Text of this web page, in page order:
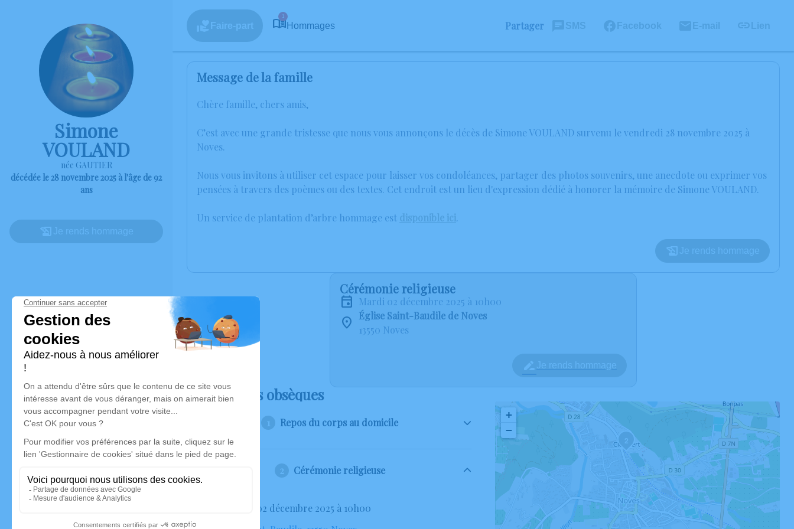
Simone
VOULAND
née GAUTIER
décédée le 28 novembre 2025 à l'âge de 92
ans
Je rends hommage
Faire-part
1
Hommages Partager SMS Facebook E-mail Lien
Message de la famille
Chère famille, chers amis,
C’est avec une grande tristesse que nous vous annonçons le décès de Simone VOULAND survenu le vendredi 28 novembre 2025 à
Noves.
Nous vous invitons à utiliser cet espace pour laisser vos condoléances, partager des photos souvenirs, une anecdote ou exprimer vos
pensées à travers des poèmes ou des textes. Cet endroit est un lieu d'expression dédié à honorer la mémoire de Simone VOULAND.
Un service de plantation d’arbre hommage est disponible ici .
Je rends hommage
Cérémonie religieuse
mardi 02 décembre 2025 à 10h00
Église Saint-Baudile de Noves
13550 Noves
Je rends hommage
Déroulé des obsèques
Repos du corps au domicile
Cérémonie religieuse
Le mardi 02 décembre 2025 à 10h00
2
+
−